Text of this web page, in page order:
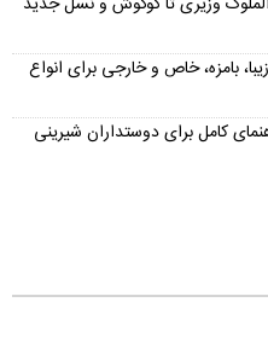
طوطی | بیش از ۳۰۰ اسم زیبا، بامزه، خاص و خارجی برای انواع
کامل برای دوستداران شیرینی